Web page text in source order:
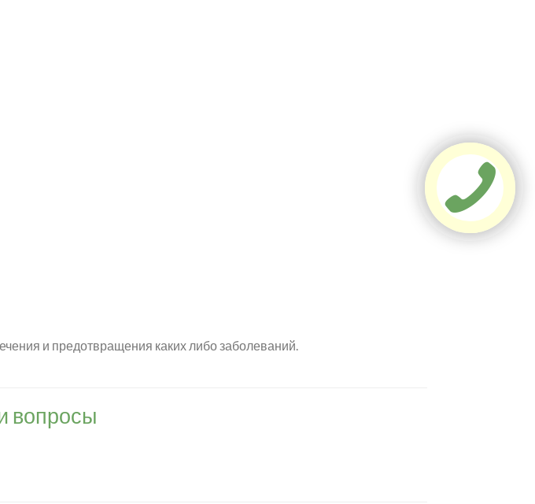
и предотвращения каких либо заболеваний.
вопросы